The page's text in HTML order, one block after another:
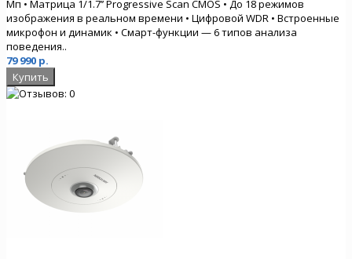
Мп • Матрица 1/1.7’’ Progressive Scan CMOS • До 18 режимов
изображения в реальном времени • Цифровой WDR • Встроенные
микрофон и динамик • Смарт-функции — 6 типов анализа
поведения..
79 990 р.